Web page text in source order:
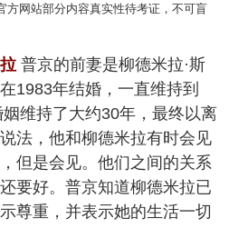
方网站部分内容真实性待考证，不可盲
普京的前妻是柳德米拉·斯
1983年结婚，一直维持到
维持了大约30年，最终以离
法，他和柳德米拉有时会见
但是会见。他们之间的关系
要好。普京知道柳德米拉已
尊重，并表示她的生活一切